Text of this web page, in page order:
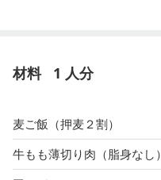
材料 1 人分
麦ご飯（押麦２割）
牛もも薄切り肉（脂身なし）